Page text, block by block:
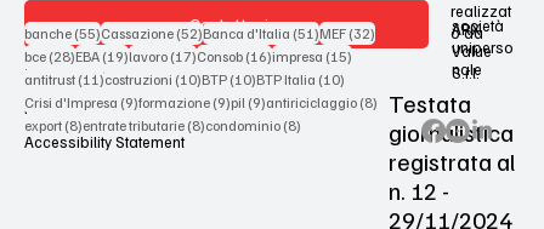
Contattaci
Terms & Conditions
Privacy Policy
Accessibility Statement
realizzat
o da
società
uniperso
nale
ARX
Value
S.r.l.
Testata
giornalistica
registrata al
n. 12 -
29/11/2024
banche (55)55 post
Cassazione (52)52 post
Banca d'Italia (51)51 post
MEF (32)32 post
bce (28)28 post
EBA (19)19 post
lavoro (17)17 post
Consob (16)16 post
impresa (15)15 post
antitrust (11)11 post
costruzioni (10)10 post
BTP (10)10 post
BTP Italia (10)10 post
Crisi d'Impresa (9)9 post
formazione (9)9 post
pil (9)9 post
antiriciclaggio (8)8 post
export (8)8 post
entrate tributarie (8)8 post
condominio (8)8 post